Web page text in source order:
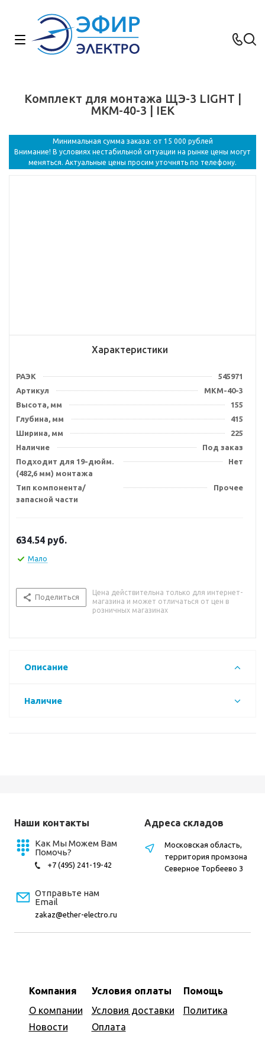
Комплект для монтажа ЩЭ-3 LIGHT |
MKM-40-3 | IEK
Минимальная сумма заказа: от 15 000 рублей
Внимание! В условиях нестабильной ситуации на рынке цены могут
меняться. Актуальные цены просим уточнять по телефону.
Характеристики
РАЭК
545971
Артикул
MKM-40-3
Высота, мм
155
Глубина, мм
415
Ширина, мм
225
Наличие
Под заказ
Подходит для 19-дюйм.
(482,6 мм) монтажа
Нет
Тип компонента/
запасной части
Прочее
634.54 руб.
Мало
Поделиться
Цена действительна только для интернет-
магазина и может отличаться от цен в
розничных магазинах
Описание
Наличие
Наши контакты
Как Мы Можем Вам
Помочь?
+7 (495) 241-19-42
Отправьте нам
Email
zakaz@ether-electro.ru
Компания
О компании
Новости
Условия оплаты
Условия доставки
Оплата
Помощь
Политика
Адреса складов
Московская область,
территория промзона
Северное Торбеево 3